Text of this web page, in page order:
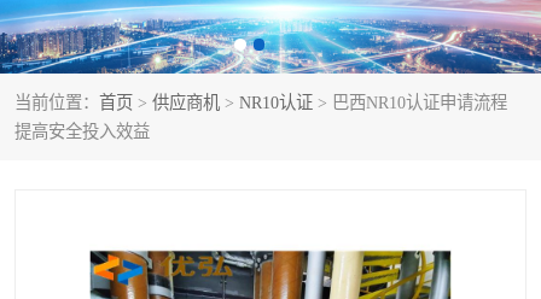
当前位置： 首页 > 供应商机 > NR10认证 > 巴西NR10认证申请流程
提高安全投入效益
ART认证 巴西NR认证
巴西认证 RETIE认证